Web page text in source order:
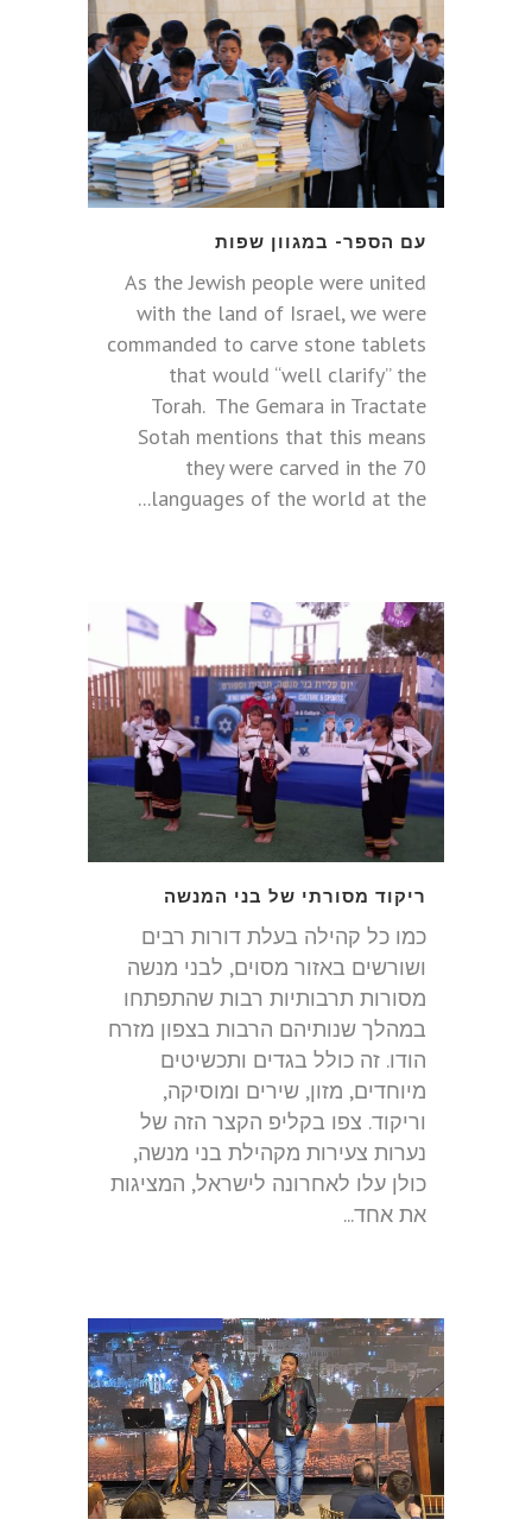
עם הספר- במגוון שפות
As the Jewish people were united
with the land of Israel, we were
commanded to carve stone tablets
that would “well clarify” the
Torah. The Gemara in Tractate
Sotah mentions that this means
they were carved in the 70
languages of the world at the...
ריקוד מסורתי של בני המנשה
כמו כל קהילה בעלת דורות רבים
ושורשים באזור מסוים, לבני מנשה
מסורות תרבותיות רבות שהתפתחו
במהלך שנותיהם הרבות בצפון מזרח
הודו. זה כולל בגדים ותכשיטים
מיוחדים, מזון, שירים ומוסיקה,
וריקוד. צפו בקליפ הקצר הזה של
נערות צעירות מקהילת בני מנשה,
כולן עלו לאחרונה לישראל, המציגות
את אחד...